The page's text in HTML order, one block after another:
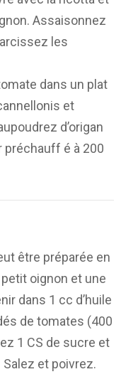
Assaisonnez
les
dans un plat
et
d’origan
préchauff é à 200
être préparée en
oignon et une
dans 1 cc d’huile
de tomates (400
1 CS de sucre et
Salez et poivrez.